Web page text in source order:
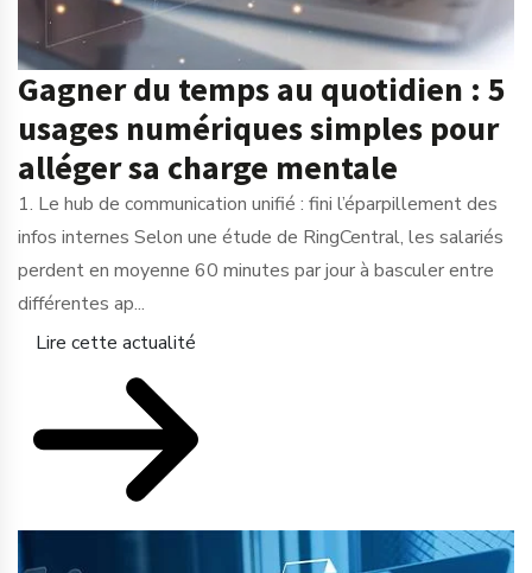
Gagner du temps au quotidien : 5
usages numériques simples pour
alléger sa charge mentale
1. Le hub de communication unifié : fini l’éparpillement des
infos internes Selon une étude de RingCentral, les salariés
perdent en moyenne 60 minutes par jour à basculer entre
différentes ap...
Lire cette actualité